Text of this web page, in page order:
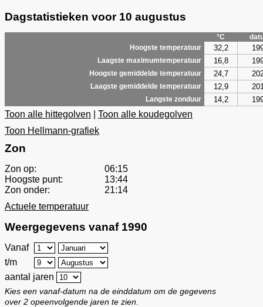
Dagstatistieken voor 10 augustus
°C
Hoogste temperatuur
32,2
Laagste maximumtemperatuur 16,8
Hoogste gemiddelde temperatuur 24,7
Laagste gemiddelde temperatuur 12,9
Langste zonduur 14,2
Toon alle hittegolven
Toon alle koudegolven
Toon Hellmann-grafiek
Zon
Zon op:
06:15
Hoogste punt:
13:44
Zon onder:
21:14
Actuele temperatuur
Weergegevens vanaf 1990
Vanaf
t/m
aantal jaren
Kies een vanaf-datum na de einddatum om de gegevens
over 2 opeenvolgende jaren te zien.